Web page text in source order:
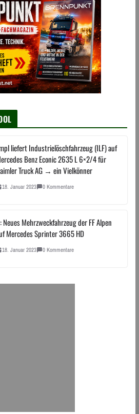
liefert Industrielöschfahrzeug (ILF) auf
Benz Econic 2635 L 6×2/4 für
Truck AG → ein Vielkönner
18. Januar 2023 0 Kommentare
Neues Mehrzweckfahrzeug der FF Alpen
Mercedes Sprinter 3665 HD
18. Januar 2023 0 Kommentare